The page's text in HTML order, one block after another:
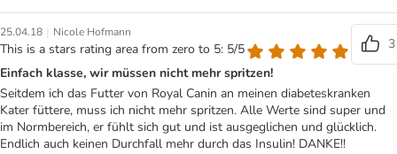
25.04.18 | Nicole Hofmann
This is a stars rating area from zero to 5: 5/5
3
Einfach klasse, wir müssen nicht mehr spritzen!
Seitdem ich das Futter von Royal Canin an meinen diabeteskranken
Kater füttere, muss ich nicht mehr spritzen. Alle Werte sind super und
im Normbereich, er fühlt sich gut und ist ausgeglichen und glücklich.
Endlich auch keinen Durchfall mehr durch das Insulin! DANKE!!